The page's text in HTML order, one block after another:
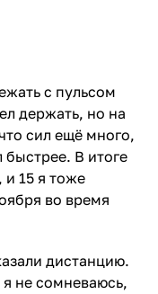
с пульсом
держать, но на
сил ещё много,
В итоге
15 я тоже
во время
дистанцию.
не сомневаюсь,